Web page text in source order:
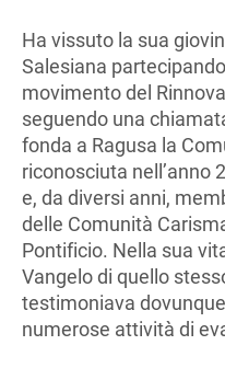
Ha vissuto la sua
Salesiana
movimento del
seguendo una
fonda a Ragusa la
riconosciuta nell’anno
e, da diversi anni,
delle Comunità
Pontificio. Nella sua
Vangelo di quello
testimoniava
numerose attività di